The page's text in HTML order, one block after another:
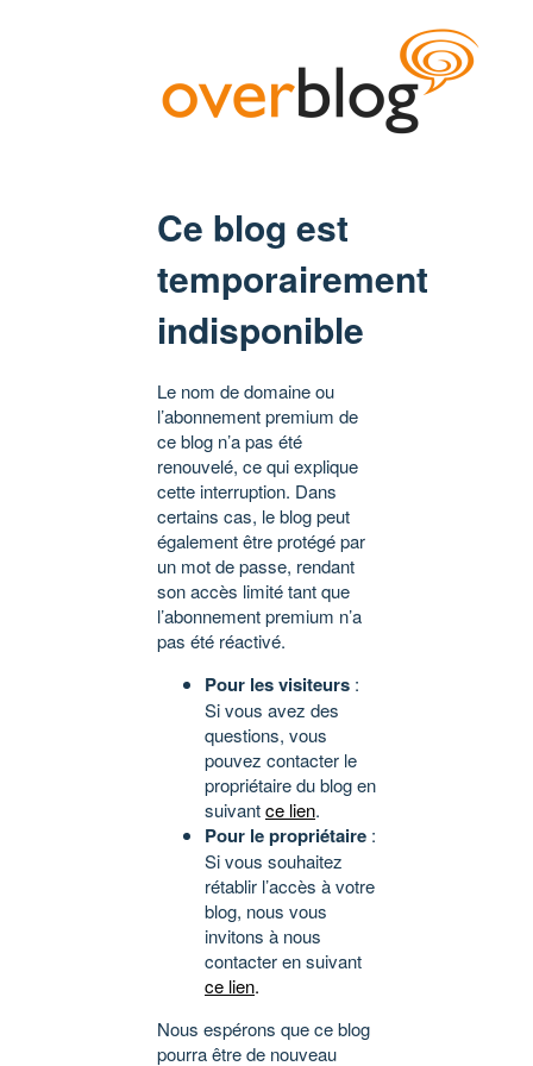
Ce blog est
temporairement
indisponible
Le nom de domaine ou
l’abonnement premium de
ce blog n’a pas été
renouvelé, ce qui explique
cette interruption. Dans
certains cas, le blog peut
également être protégé par
un mot de passe, rendant
son accès limité tant que
l’abonnement premium n’a
pas été réactivé.
Pour les visiteurs :
Si vous avez des
questions, vous
pouvez contacter le
propriétaire du blog en
suivantce lien.
Pour le propriétaire :
Si vous souhaitez
rétablir l’accès à votre
blog, nous vous
invitons à nous
contacter en suivant
ce lien.
Nous espérons que ce blog
pourra être de nouveau